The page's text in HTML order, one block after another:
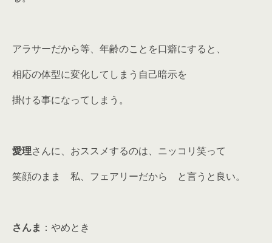
アラサーだから等、年齢のことを口癖にすると、
相応の体型に変化してしまう自己暗示を
掛ける事になってしまう。
愛理さんに、おススメするのは、ニッコリ笑って
笑顔のまま 私、フェアリーだから と言うと良い。
さんま ：やめとき